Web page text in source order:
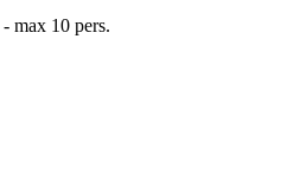
max 10 pers.